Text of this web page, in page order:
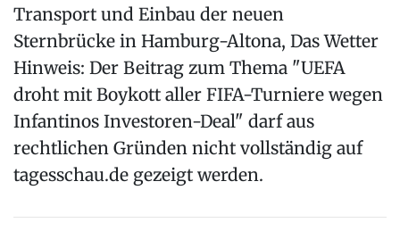
Transport und Einbau der neuen
Sternbrücke in Hamburg-Altona, Das Wetter
Hinweis: Der Beitrag zum Thema "UEFA
droht mit Boykott aller FIFA-Turniere wegen
Infantinos Investoren-Deal" darf aus
rechtlichen Gründen nicht vollständig auf
tagesschau.de gezeigt werden.